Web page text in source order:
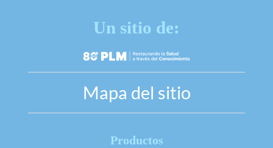
Un sitio de:
Mapa del sitio
Productos